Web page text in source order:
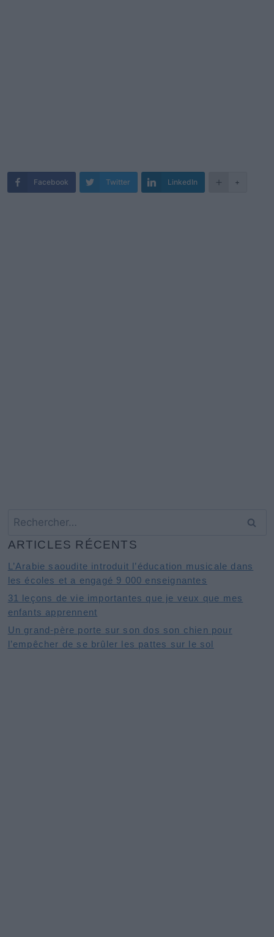
Facebook Twitter LinkedIn +
ARTICLES RÉCENTS
L’Arabie saoudite introduit l’éducation musicale dans
les écoles et a engagé 9 000 enseignantes
31 leçons de vie importantes que je veux que mes
enfants apprennent
Un grand-père porte sur son dos son chien pour
l’empêcher de se brûler les pattes sur le sol